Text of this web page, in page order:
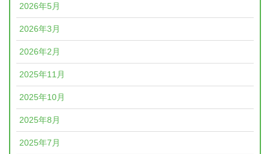
2026年5月
2026年3月
2026年2月
2025年11月
2025年10月
2025年8月
2025年7月